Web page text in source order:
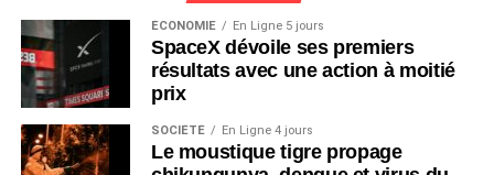
ÉCONOMIE En Ligne 5 jours
SpaceX dévoile ses premiers
résultats avec une action à moitié
prix
SOCIÉTÉ En Ligne 4 jours
Le moustique tigre propage